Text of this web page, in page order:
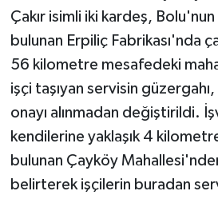
Çakır isimli iki kardeş,
bulunan Erpiliç Fabrikası'nda
56 kilometre mesafedeki
işçi taşıyan servisin
onayı alınmadan değiştirildi.
kendilerine yaklaşık 4
bulunan Çayköy
belirterek işçilerin buradan